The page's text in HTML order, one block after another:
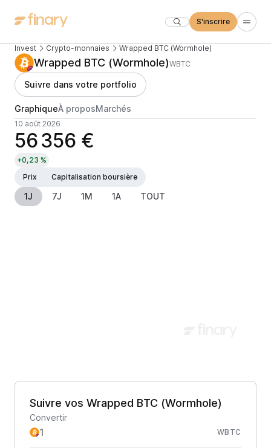
S'inscrire
Invest Crypto-monnaies Wrapped BTC (Wormhole)
Wrapped BTC (Wormhole)WBTC
Suivre dans votre portfolio
GraphiqueÀ proposMarchés
10 août 2026
56 356 €
+0,23 %
Prix
Capitalisation boursière
1J 7J 1M 1A TOUT
Suivre vos Wrapped BTC (Wormhole)
Convertir
WBTC